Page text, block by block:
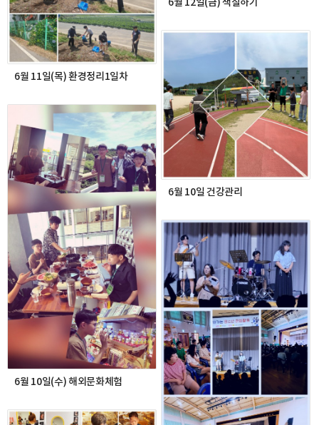
6월 12일(금) 색칠하기
6월 11일(목) 환경정리1일차
6월 10일 건강관리
6월 10일(수) 해외문화체험